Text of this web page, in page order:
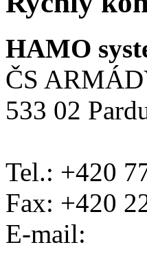
HAMO
ČS
533 02
Tel.: +420
Fax: +420
E-mail: